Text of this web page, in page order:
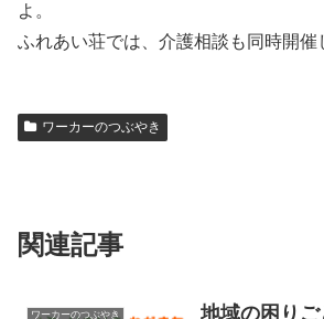
よ。
ふれあい荘では、介護相談も同時開催
ワーカーのつぶやき
関連記事
ワーカーのつぶやき
地域の困り